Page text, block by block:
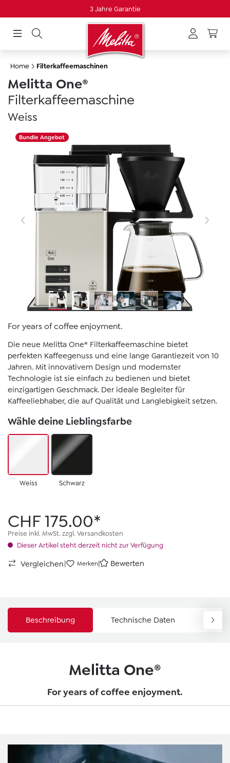
3 Jahre Garantie
Home Filterkaffeemaschinen
Melitta One®
Filterkaffeemaschine
Weiss
Skip image gallery
Bundle Angebot
For years of coffee enjoyment.
Die neue Melitta One® Filterkaffeemaschine bietet
perfekten Kaffeegenuss und eine lange Garantiezeit von 10
Jahren. Mit innovativem Design und modernster
Technologie ist sie einfach zu bedienen und bietet
einzigartigen Geschmack. Der ideale Begleiter für
Kaffeeliebhaber, die auf Qualität und Langlebigkeit setzen.
Wähle deine Lieblingsfarbe
Weiss Schwarz
CHF 175.00*
Preise inkl. MwSt. zzgl. Versandkosten
Dieser Artikel steht derzeit nicht zur Verfügung
Vergleichen| Merken| Bewerten
Beschreibung Technische Daten
Melitta One®
For years of coffee enjoyment.